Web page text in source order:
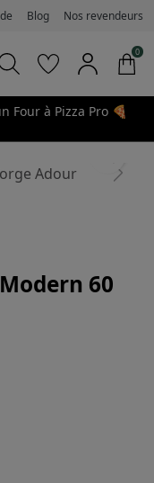
Blog Nos revendeurs
0
Four à Pizza Pro 🍕
Next
60